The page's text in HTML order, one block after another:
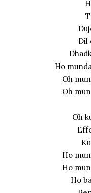
Dil
Ho
Oh
Oh
Oh
Ho
Ho
Ho